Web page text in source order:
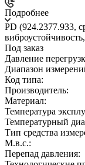
Подробнее
PD (924.2377.933,
Под заказ
Давление
Диапазон
Код типа:
Производитель:
Материал:
Температура
Температурный
Тип средства
М.в.с.:
Перепад давления: